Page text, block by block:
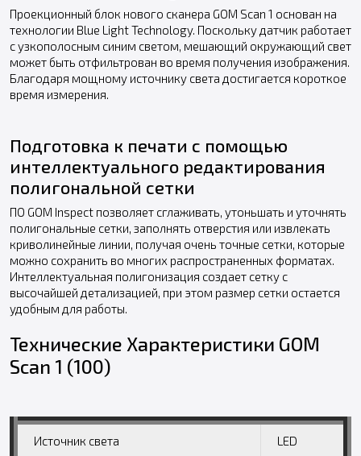
Проекционный блок нового сканера GOM Scan 1 основан на
технологии Blue Light Technology. Поскольку датчик работает
с узкополосным синим светом, мешающий окружающий свет
может быть отфильтрован во время получения изображения.
Благодаря мощному источнику света достигается короткое
время измерения.
Подготовка к печати с помощью
интеллектуального редактирования
полигональной сетки
ПО GOM Inspect позволяет сглаживать, утоньшать и уточнять
полигональные сетки, заполнять отверстия или извлекать
криволинейные линии, получая очень точные сетки, которые
можно сохранить во многих распространенных форматах.
Интеллектуальная полигонизация создает сетку с
высочайшей детализацией, при этом размер сетки остается
удобным для работы.
Технические Характеристики GOM
Scan 1 (100)
Источник света LED